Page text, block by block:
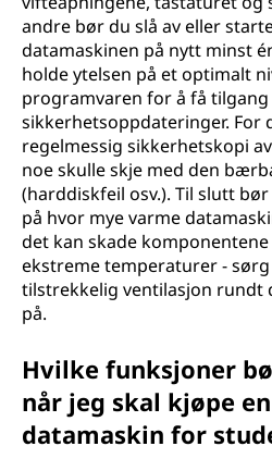
andre bør du slå av eller
datamaskinen på nytt minst
holde ytelsen på et optimalt
programvaren for å få
sikkerhetsoppdateringer. For
regelmessig sikkerhetskopi
noe skulle skje med den
(harddiskfeil osv.). Til slutt
på hvor mye varme
det kan skade
ekstreme temperaturer -
tilstrekkelig ventilasjon rundt
på.
Hvilke funksjoner
når jeg skal kjøpe
datamaskin for